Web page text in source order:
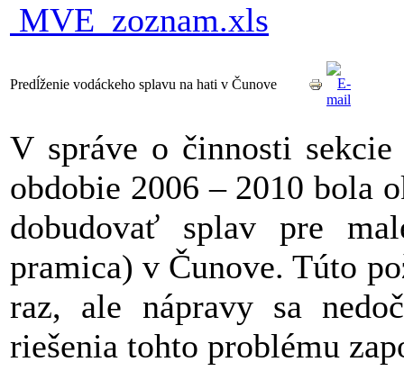
MVE_zoznam.xls
Predĺženie vodáckeho splavu na hati v Čunove
V správe o činnosti
obdobie 2006 – 2010 bola
dobudovať splav pre
pramica) v Čunove. Túto
raz, ale nápravy sa
riešenia tohto problému